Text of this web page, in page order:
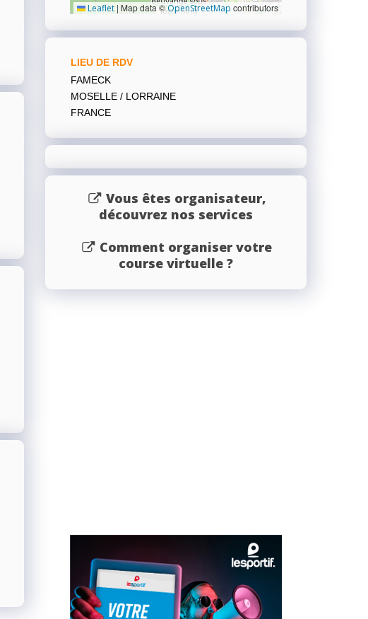
Leaflet | Map data ©OpenStreetMap contributors
LIEU DE RDV
FAMECK
MOSELLE / LORRAINE
FRANCE
Vous êtes organisateur,
découvrez nos services
Comment organiser votre
course virtuelle ?